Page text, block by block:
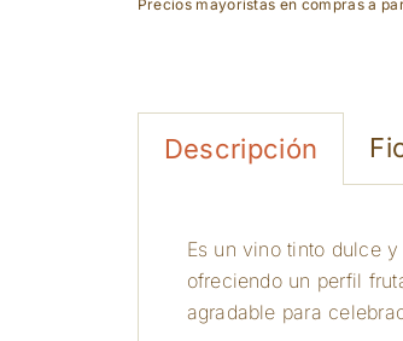
Precios mayoristas en compras a
Descripción
Es un vino tinto dulce
ofreciendo un perfil
agradable para